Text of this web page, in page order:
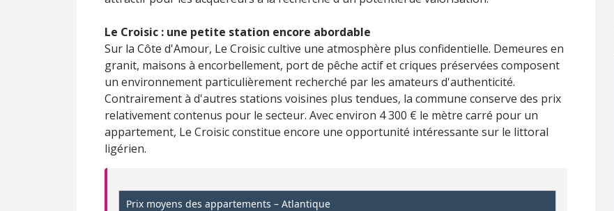
Le Croisic : une petite station encore abordable
Sur la Côte d'Amour, Le Croisic cultive une atmosphère plus confidentielle. Demeures en
granit, maisons à encorbellement, port de pêche actif et criques préservées composent
un environnement particulièrement recherché par les amateurs d'authenticité.
Contrairement à d'autres stations voisines plus tendues, la commune conserve des prix
relativement contenus pour le secteur. Avec environ 4 300 € le mètre carré pour un
appartement, Le Croisic constitue encore une opportunité intéressante sur le littoral
ligérien.
Prix moyens des appartements – Atlantique